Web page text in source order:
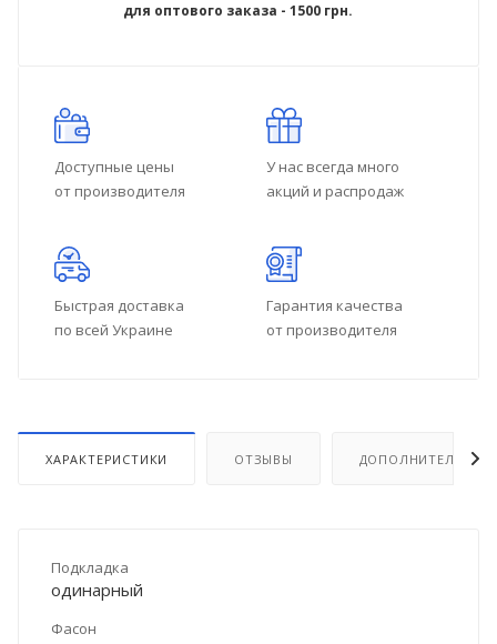
для оптового заказа - 1500 грн.
Доступные цены
от производителя
У нас всегда много
акций и распродаж
Быстрая доставка
по всей Украине
Гарантия качества
от производителя
ХАРАКТЕРИСТИКИ ОТЗЫВЫ ДОПОЛНИТЕЛЬНО
Подкладка
одинарный
Фасон